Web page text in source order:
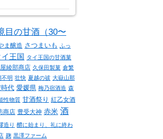
目の甘酒（30〜
ま醸造 さつまいも ふっ
イ王国 タイ王国の甘酒菓
綾部商店 久保田製菓 倉繁
不明 壮快 夏越の祓 大嶽山那
代 愛媛県 梅乃宿酒造 森
性物質 甘酒祭り 紅乙女酒
商店 豊受大神 赤米 酒
造り 醴に始まり、礼に終わ
麹 黒澤ファーム